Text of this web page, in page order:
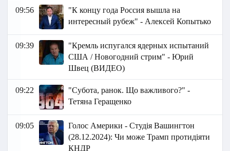
09:56
"К концу года Россия вышла на
интересный рубеж" - Алексей Копытько
09:39
"Кремль испугался ядерных испытаний
США / Новогодний стрим" - Юрий
Швец (ВИДЕО)
09:22
"Субота, ранок. Що важливого?" -
Тетяна Геращенко
09:05
Голос Америки - Студія Вашингтон
(28.12.2024): Чи може Трамп протидіяти
КНДР